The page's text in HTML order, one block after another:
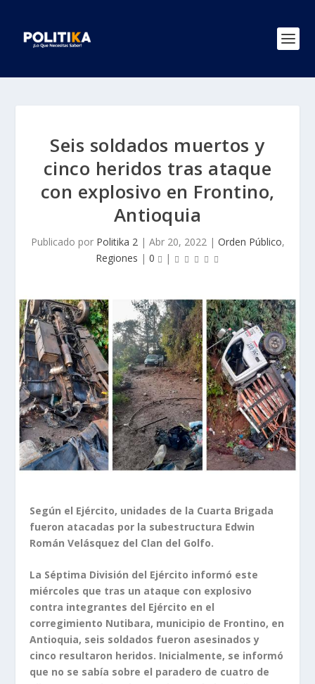
Seis soldados muertos y
cinco heridos tras ataque
con explosivo en Frontino,
Antioquia
Publicado por Politika 2| Abr 20, 2022| Orden Público,
Regiones | 0 |
Según el Ejército, unidades de la Cuarta Brigada
fueron atacadas por la subestructura Edwin
Román Velásquez del Clan del Golfo.
La Séptima División del Ejército informó este
miércoles que tras un ataque con explosivo
contra integrantes del Ejército en el
corregimiento Nutibara, municipio de Frontino, en
Antioquia, seis soldados fueron asesinados y
cinco resultaron heridos. Inicialmente, se informó
que no se sabía sobre el paradero de cuatro de